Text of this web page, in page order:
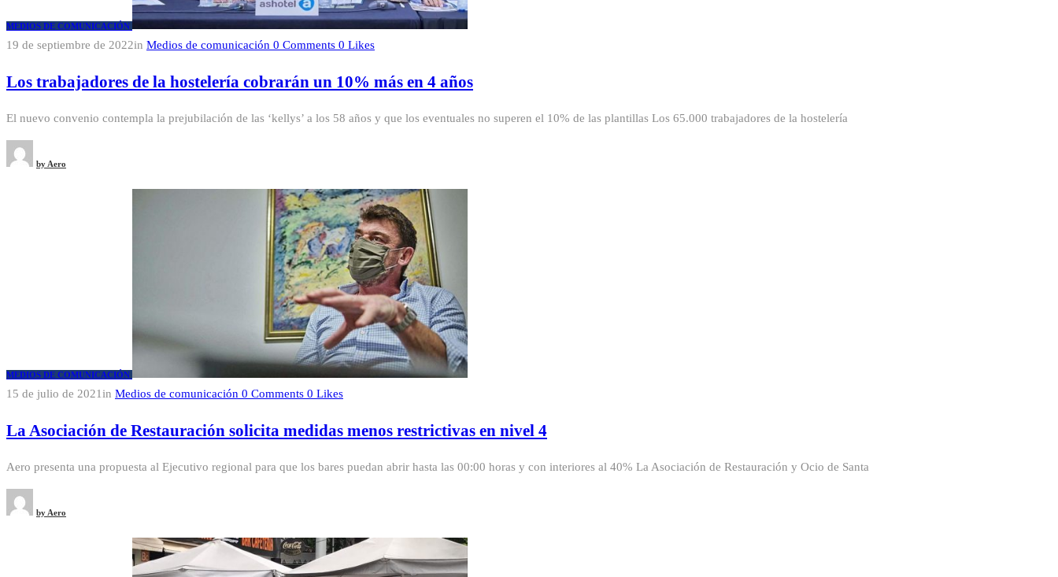
MEDIOS DE COMUNICACIÓN
19 de septiembre de 2022in Medios de comunicación 0 Comments 0 Likes
Los trabajadores de la hostelería cobrarán un 10% más en 4 años
El nuevo convenio contempla la prejubilación de las ‘kellys’ a los 58 años y que los eventuales no superen el 10% de las plantillas Los 65.000 trabajadores de la hostelería
by Aero
MEDIOS DE COMUNICACIÓN
15 de julio de 2021 in Medios de comunicación 0 Comments 0 Likes
La Asociación de Restauración solicita medidas menos restrictivas en nivel 4
Aero presenta una propuesta al Ejecutivo regional para que los bares puedan abrir hasta las 00:00 horas y con interiores al 40% La Asociación de Restauración y Ocio de Santa
by Aero